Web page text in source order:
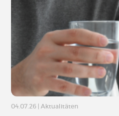
04.07.26 Aktualitäten